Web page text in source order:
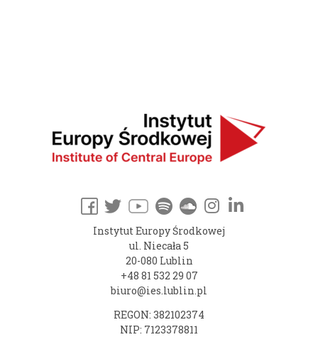
Instytut Europy Środkowej
ul. Niecała 5
20-080 Lublin
+48 81 532 29 07
biuro@ies.lublin.pl
REGON: 382102374
NIP: 7123378811